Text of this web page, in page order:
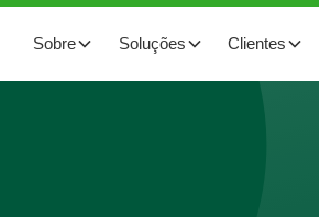
Sobre Soluções Clientes